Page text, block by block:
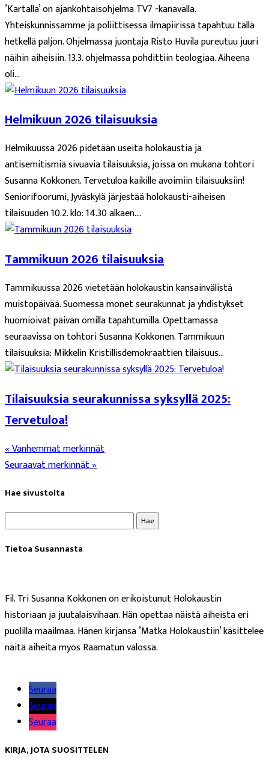
’Kartalla’ on ajankohtaisohjelma TV7 -kanavalla.
Yhteiskunnissamme ja poliittisessa ilmapiirissä tapahtuu tällä
hetkellä paljon. Ohjelmassa juontaja Risto Huvila pureutuu juuri
näihin aiheisiin. 13.3. ohjelmassa pohdittiin teologiaa. Aiheena
oli...
Helmikuun 2026 tilaisuuksia
Helmikuussa 2026 pidetään useita holokaustia ja
antisemitismiä sivuavia tilaisuuksia, joissa on mukana tohtori
Susanna Kokkonen. Tervetuloa kaikille avoimiin tilaisuuksiin!
Seniorifoorumi, Jyväskylä järjestää holokausti-aiheisen
tilaisuuden 10.2. klo: 14.30 alkaen....
Tammikuun 2026 tilaisuuksia
Tammikuussa 2026 vietetään holokaustin kansainvälistä
muistopäivää. Suomessa monet seurakunnat ja yhdistykset
huomioivat päivän omilla tapahtumilla. Opettamassa
seuraavissa on tohtori Susanna Kokkonen. Tammikuun
tilaisuuksia: Mikkelin Kristillisdemokraattien tilaisuus...
Tilaisuuksia seurakunnissa syksyllä 2025:
Tervetuloa!
« Vanhemmat merkinnät
Seuraavat merkinnät »
Hae sivustolta
Tietoa Susannasta
Fil. Tri Susanna Kokkonen on erikoistunut Holokaustin
historiaan ja juutalaisvihaan. Hän opettaa näistä aiheista eri
puolilla maailmaa. Hänen kirjansa ’Matka Holokaustiin’ käsittelee
näitä aiheita myös Raamatun valossa.
Seuraa
Seuraa
Seuraa
KIRJA, JOTA SUOSITTELEN